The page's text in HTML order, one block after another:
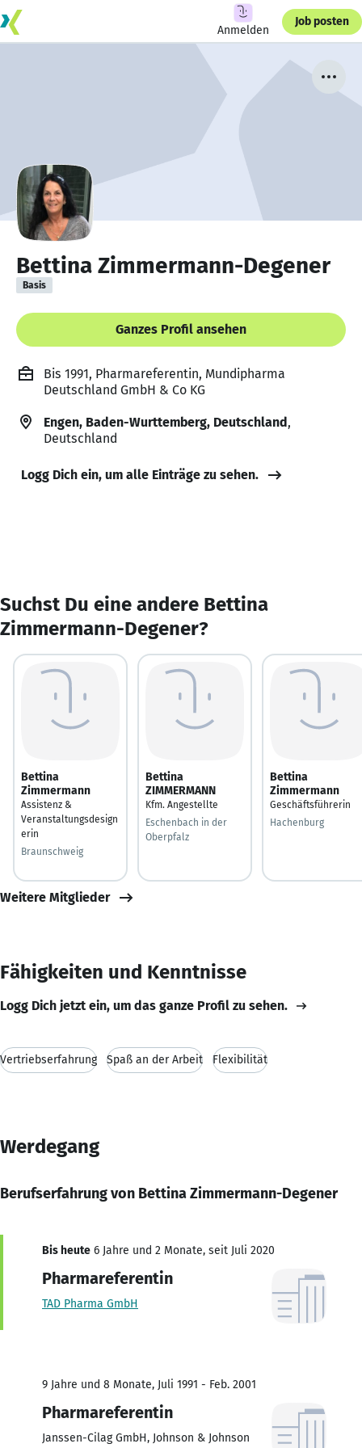
Anmelden
Job posten
Bettina Zimmermann-Degener
Basis
Ganzes Profil ansehen
Bis 1991, Pharmareferentin, Mundipharma
Deutschland GmbH & Co KG
Engen, Baden-Wurttemberg, Deutschland,
Deutschland
Logg Dich ein, um alle Einträge zu sehen.
Suchst Du eine andere Bettina
Zimmermann-Degener?
Bettina
Zimmermann
Assistenz &
Veranstaltungsdesign
erin
Braunschweig
Bettina
ZIMMERMANN
Kfm. Angestellte
Eschenbach in der
Oberpfalz
Bettina
Zimmermann
Geschäftsführerin
Hachenburg
Weitere Mitglieder
Fähigkeiten und Kenntnisse
Logg Dich jetzt ein, um das ganze Profil zu sehen.
Vertriebserfahrung Spaß an der Arbeit Flexibilität
Werdegang
Berufserfahrung von Bettina Zimmermann-Degener
Bis heute 6 Jahre und 2 Monate, seit Juli 2020
Pharmareferentin
TAD Pharma GmbH
9 Jahre und 8 Monate, Juli 1991 - Feb. 2001
Pharmareferentin
Janssen-Cilag GmbH, Johnson & Johnson